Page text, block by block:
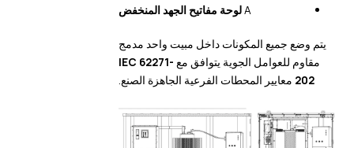
Aلوحة مفاتيح الجهد المنخفض
يتم وضع جميع المكونات داخل مبيت واحد مدمج
مقاوم للعوامل الجوية يتوافق معIEC 62271-
202معايير المحطات الفرعية الجاهزة الصنع.